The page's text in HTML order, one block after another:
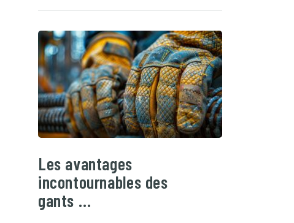
Les avantages
incontournables des
gants …